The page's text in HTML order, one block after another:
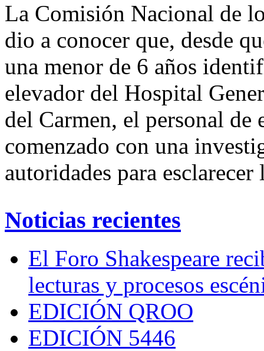
La Comisión Nacional de
dio a conocer que, desde
una menor de 6 años
elevador del Hospital
del Carmen, el personal de
comenzado con una
autoridades para
Noticias recientes
El Foro Shakespeare
lecturas y procesos
EDICIÓN QROO
EDICIÓN 5446